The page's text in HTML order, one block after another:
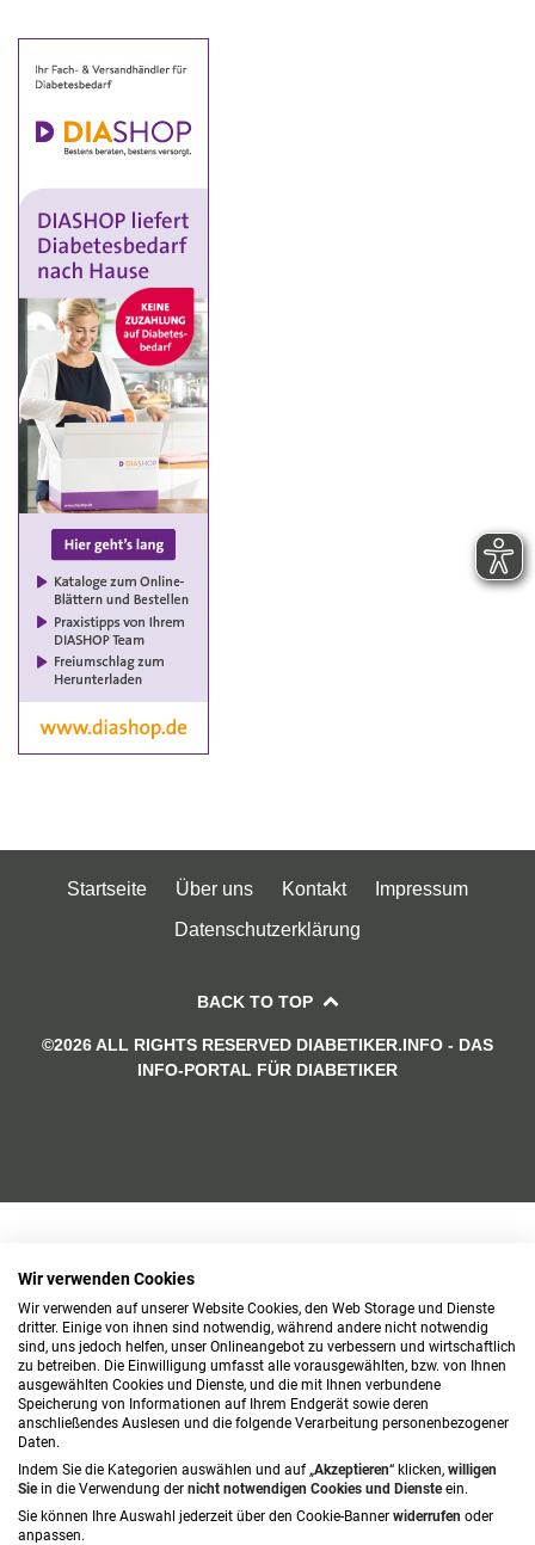
Startseite Über uns Kontakt
Impressum
Datenschutzerklärung
BACK TO TOP
©2026 ALL RIGHTS RESERVED DIABETIKER.INFO - DAS
INFO-PORTAL FÜR DIABETIKER
Wir verwenden Cookies
Wir verwenden auf unserer Website Cookies, den Web Storage und Dienste
dritter. Einige von ihnen sind notwendig, während andere nicht notwendig
sind, uns jedoch helfen, unser Onlineangebot zu verbessern und wirtschaftlich
zu betreiben. Die Einwilligung umfasst alle vorausgewählten, bzw. von Ihnen
ausgewählten Cookies und Dienste, und die mit Ihnen verbundene
Speicherung von Informationen auf Ihrem Endgerät sowie deren
anschließendes Auslesen und die folgende Verarbeitung personenbezogener
Daten.
Indem Sie die Kategorien auswählen und auf „Akzeptieren“ klicken, willigen
Sie in die Verwendung der nicht notwendigen Cookies und Diensteein.
Sie können Ihre Auswahl jederzeit über den Cookie-Banner widerrufen oder
anpassen.